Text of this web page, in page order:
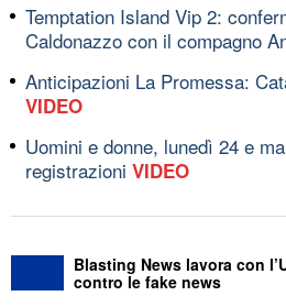
Temptation Island Vip 2:
Caldonazzo con il compagno
Anticipazioni La Promessa:
VIDEO
Uomini e donne, lunedì 24 e
registrazioni VIDEO
Blasting News lavora con
contro le fake news